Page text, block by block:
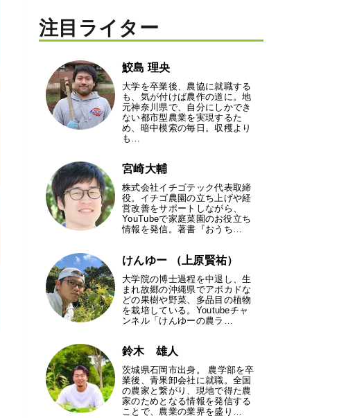
注目ライター
鮫島 理央
大学を卒業後、農協に就職する
も、気が付けば農作の道に。地
元神奈川県で、自分にしかでき
ない都市型農業を実現するた
め、暗中模索の毎日。収穫より
も…
宮崎大輔
株式会社イチゴテック代表取締
役。イチゴ農園の立ち上げや経
営改善をサポートしながら、
YouTubeで家庭菜園のお役立ち
情報を発信。著書『おうち…
けんゆー （上原賢祐）
大学院の博士過程を中退し、生
まれ故郷の沖縄県でアボカドな
どの果樹や野菜、多品目の植物
を栽培している。Youtubeチャ
ンネル「けんゆーの農ラ…
鈴木 雄人
茨城県石岡市出身。 農学部を卒
業後、青果卸会社に就職。全国
の農家と繋がり、現地で得た農
家のためとなる情報を発信する
ことで、農業の業界を盛り…